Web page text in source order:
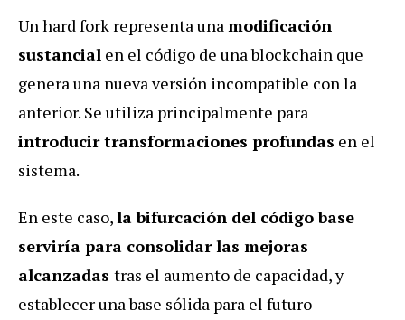
Un hard fork representa unamodificación
sustancial en el código de una blockchain que
genera una nueva versión incompatible con la
anterior. Se utiliza principalmente para
introducir transformaciones profundas en el
sistema.
En este caso,la bifurcación del código base
serviría para consolidar las mejoras
alcanzadas tras el aumento de capacidad, y
establecer una base sólida para el futuro